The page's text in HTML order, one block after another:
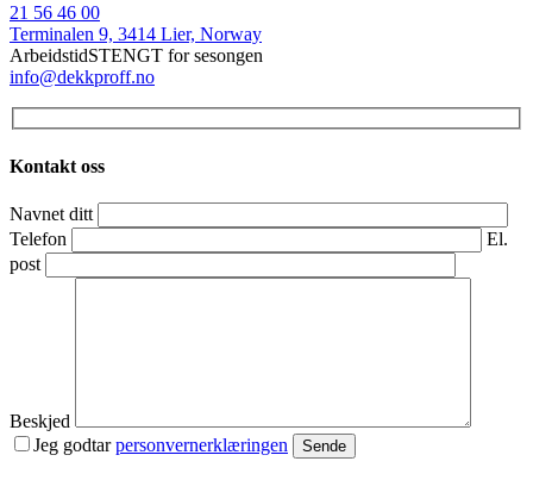
21 56 46 00
Terminalen 9, 3414 Lier, Norway
ArbeidstidSTENGT for sesongen
info@dekkproff.no
Kontakt oss
Navnet ditt
Telefon
El.
post
Beskjed
Jeg godtarpersonvernerklæringen